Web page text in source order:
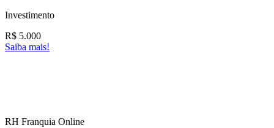
Investimento
R$ 5.000
Saiba mais!
RH Franquia Online